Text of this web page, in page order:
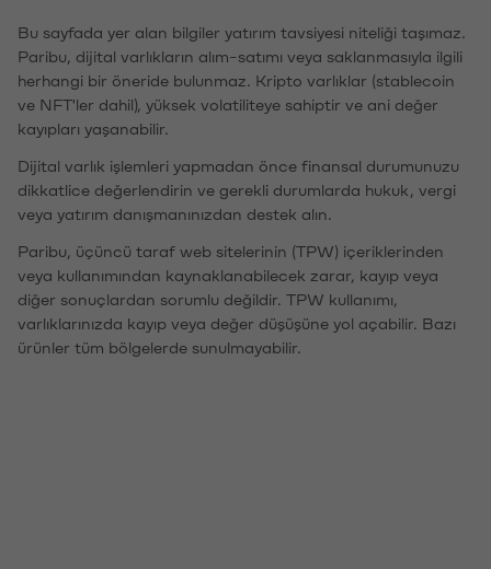
Bu sayfada yer alan bilgiler yatırım tavsiyesi niteliği taşımaz.
Paribu, dijital varlıkların alım-satımı veya saklanmasıyla ilgili
herhangi bir öneride bulunmaz. Kripto varlıklar (stablecoin
ve NFT'ler dahil), yüksek volatiliteye sahiptir ve ani değer
kayıpları yaşanabilir.
Dijital varlık işlemleri yapmadan önce finansal durumunuzu
dikkatlice değerlendirin ve gerekli durumlarda hukuk, vergi
veya yatırım danışmanınızdan destek alın.
Paribu, üçüncü taraf web sitelerinin (TPW) içeriklerinden
veya kullanımından kaynaklanabilecek zarar, kayıp veya
diğer sonuçlardan sorumlu değildir. TPW kullanımı,
varlıklarınızda kayıp veya değer düşüşüne yol açabilir. Bazı
ürünler tüm bölgelerde sunulmayabilir.